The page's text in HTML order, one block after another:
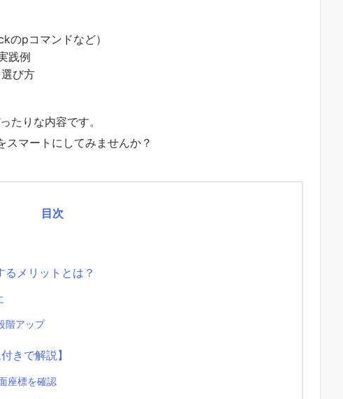
pコマンドなど）
践例
び方
たりな内容です。
スマートにしてみませんか？
目次
メリットとは？
階アップ
きで解説】
座標を確認